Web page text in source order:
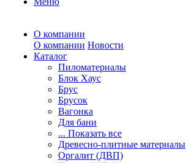
О компании
О компании Новости
Каталог
Пиломатериалы
Блок Хаус
Брус
Брусок
Вагонка
Для бани
... Показать все
Древесно-плитные материалы
Оргалит (ДВП)